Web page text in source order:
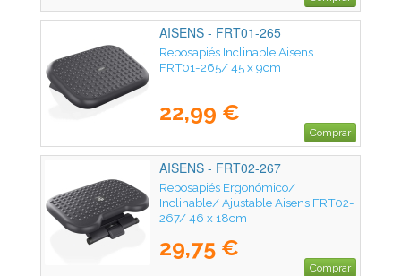
AISENS - FRT01-265
Reposapiés Inclinable Aisens
FRT01-265/ 45 x 9cm
22,99 €
Comprar
AISENS - FRT02-267
Reposapiés Ergonómico/
Inclinable/ Ajustable Aisens FRT02-
267/ 46 x 18cm
29,75 €
Comprar